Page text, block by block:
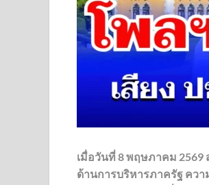
เมื่อวันที่ 8 พฤษภาคม 2569
ด้านการบริหารภาครัฐ คว